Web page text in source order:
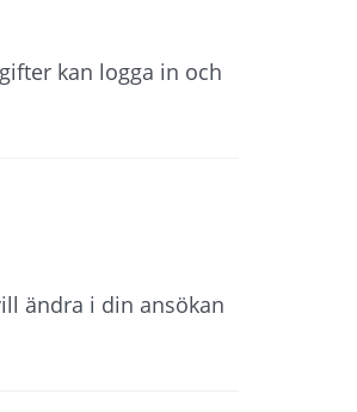
kan logga in och
ändra i din ansökan